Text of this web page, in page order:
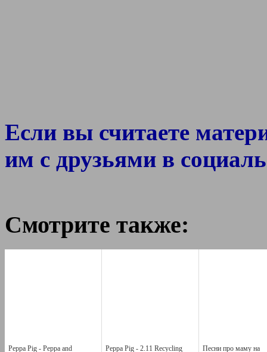
Если вы считаете
им с друзьями в
Смотрите также:
Peppa Pig - Peppa and Peppa Pig - 2.11 Recycling Песни про маму на